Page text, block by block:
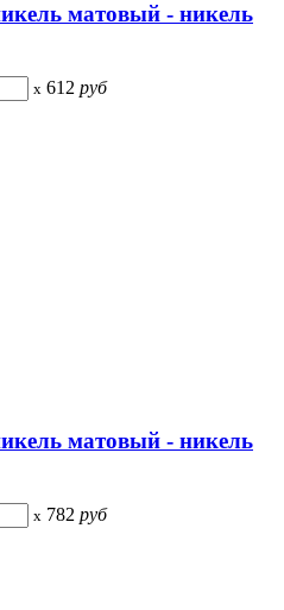
матовый - никель
x 612 руб
матовый - никель
x 782 руб